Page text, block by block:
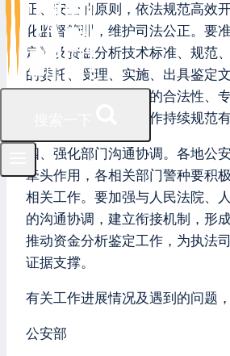
正、安全的原则，依法规范高效
化监督管理，维护司法公正。要
定》及资金分析技术标准、规范
的委托、受理、实施、出具鉴定
活动，确保鉴定结果的合法性、
推动资金分析鉴定工作持续规范
四、强化部门沟通协调。各地公
牵头作用，各相关部门警种要积
相关工作。要加强与人民法院、
的沟通协调，建立衔接机制，形
推动资金分析鉴定工作，为执法
证据支撑。
有关工作进展情况及遇到的问题
公安部